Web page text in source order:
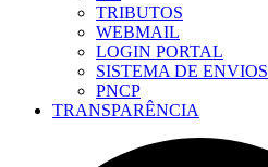
TRIBUTOS
WEBMAIL
LOGIN PORTAL
SISTEMA DE ENVIOS
PNCP
TRANSPARÊNCIA